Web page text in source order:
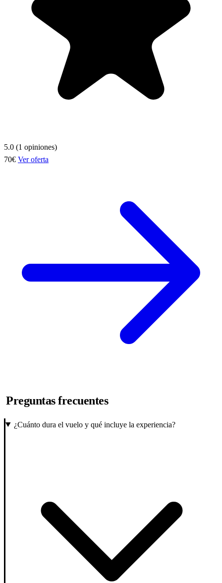
5.0 (1 opiniones)
70€ Ver oferta
Preguntas frecuentes
¿Cuánto dura el vuelo y qué incluye la experiencia?